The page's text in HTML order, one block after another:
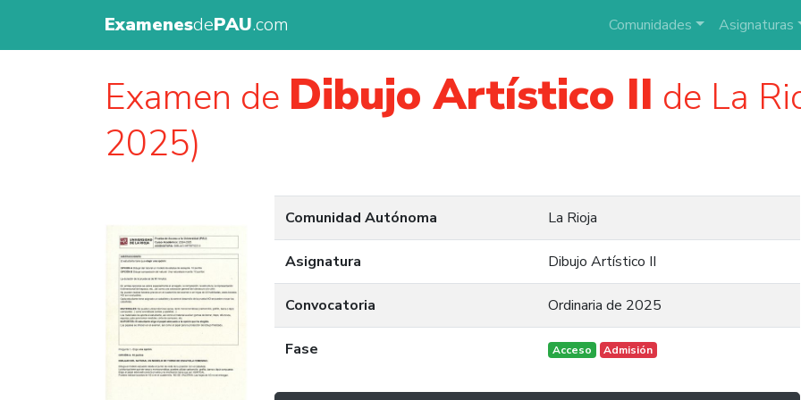
ExamenesdePAU.com Comunidades Asignaturas
Examen de Dibujo Artístico II de La
2025)
Comunidad Autónoma La Rioja
Asignatura Dibujo Artístico II
Convocatoria Ordinaria de 2025
Fase Acceso Admisión